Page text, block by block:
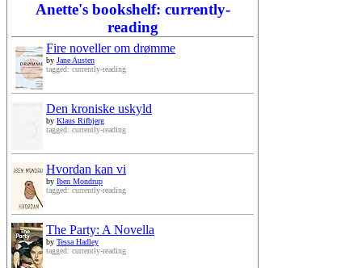
Anette's bookshelf: currently-
reading
Fire noveller om drømme
by Jane Austen
tagged: currently-reading
Den kroniske uskyld
by Klaus Rifbjerg
tagged: currently-reading
Hvordan kan vi
by Iben Mondrup
tagged: currently-reading
The Party: A Novella
by Tessa Hadley
tagged: currently-reading